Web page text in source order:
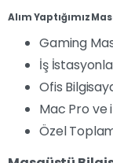
Alım Yaptığımız
Gaming
İş
Ofis
Mac Pro ve
Özel